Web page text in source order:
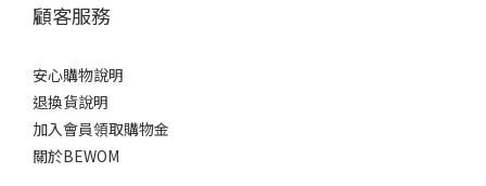
顧客服務
安心購物說明
退換貨說明
加入會員領取購物金
關於BEWOM